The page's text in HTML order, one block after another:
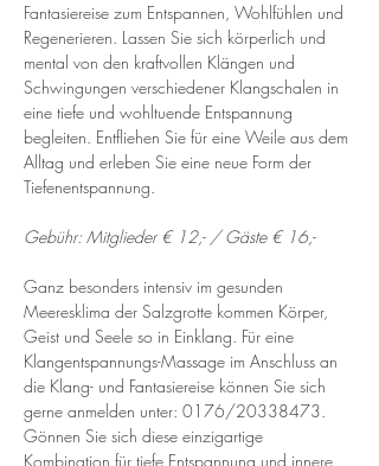
Fantasiereise zum Entspannen, Wohlfühlen und
Regenerieren. Lassen Sie sich körperlich und
mental von den kraftvollen Klängen und
Schwingungen verschiedener Klangschalen in
eine tiefe und wohltuende Entspannung
begleiten. Entfliehen Sie für eine Weile aus dem
Alltag und erleben Sie eine neue Form der
Tiefenentspannung.
Gebühr: Mitglieder € 12,- / Gäste € 16,-
Ganz besonders intensiv im gesunden
Meeresklima der Salzgrotte kommen Körper,
Geist und Seele so in Einklang. Für eine
Klangentspannungs-Massage im Anschluss an
die Klang- und Fantasiereise können Sie sich
gerne anmelden unter: 0176/20338473.
Gönnen Sie sich diese einzigartige
Kombination für tiefe Entspannung und innere